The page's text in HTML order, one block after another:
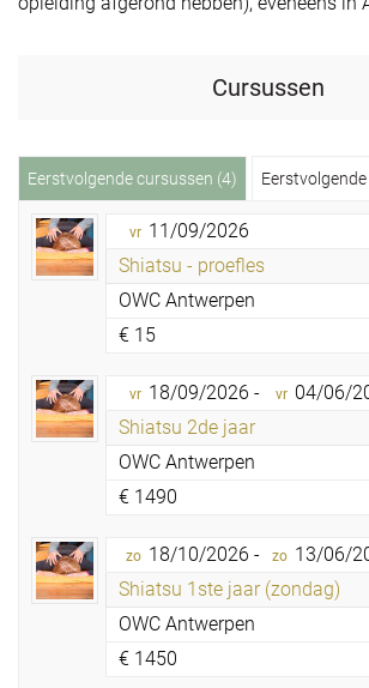
Cursussen
Eerstvolgende cursussen (4)
vr 11/09/2026
Shiatsu - proefles
OWC Antwerpen
€ 15
vr 18/09/2026 - vr 04/06/
Shiatsu 2de jaar
OWC Antwerpen
€ 1490
zo 18/10/2026 - zo 13/06/
Shiatsu 1ste jaar (zondag)
OWC Antwerpen
€ 1450